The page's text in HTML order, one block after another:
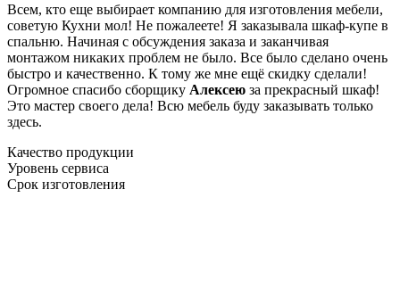
Всем, кто еще выбирает компанию для изготовления мебели,
советую Кухни мол! Не пожалеете! Я заказывала шкаф-купе в
спальню. Начиная с обсуждения заказа и заканчивая
монтажом никаких проблем не было. Все было сделано очень
быстро и качественно. К тому же мне ещё скидку сделали!
Огромное спасибо сборщику Алексею за прекрасный шкаф!
Это мастер своего дела! Всю мебель буду заказывать только
здесь.
Качество продукции
Уровень сервиса
Срок изготовления